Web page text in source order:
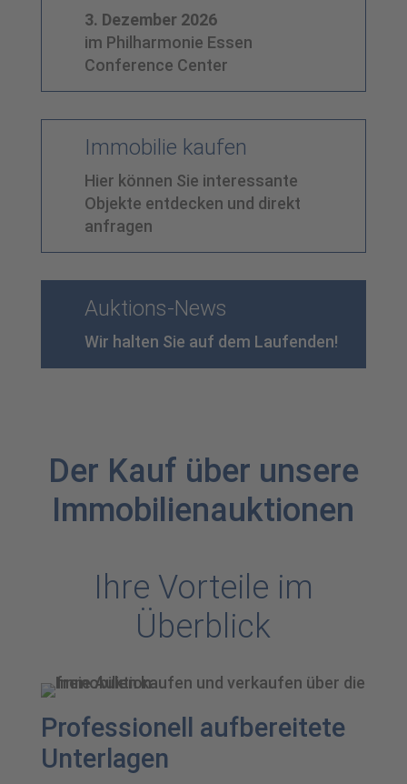
3. Dezember 2026
im Philharmonie Essen
Conference Center
Immobilie kaufen
Hier können Sie interessante
Objekte entdecken und direkt
anfragen
Auktions-News
Wir halten Sie auf dem Laufenden!
Der Kauf über unsere
Immobilien­auktionen
Ihre Vorteile im
Überblick
Professionell aufbereitete
Unterlagen